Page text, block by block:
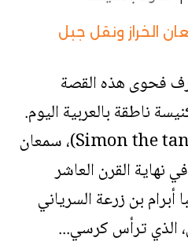
الخراز ونقل جبل
فحوى هذه القصة
ناطقة بالعربية اليوم.
عاش هذا القديس (Simon the tanner)، سمعان
نهاية القرن العاشر
أبرام بن زرعة السرياني
الذي ترأس كرسي...